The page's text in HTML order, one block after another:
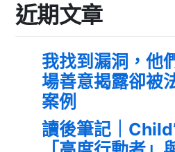
近期文章
我找到漏洞，他
場善意揭露卻被
案例
讀後筆記｜